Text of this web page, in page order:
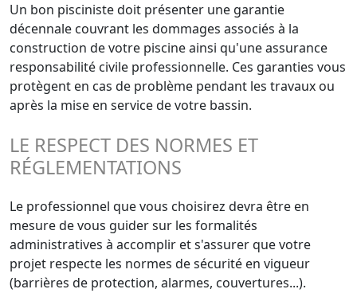
Un bon pisciniste doit présenter une garantie
décennale couvrant les dommages associés à la
construction de votre piscine ainsi qu'une assurance
responsabilité civile professionnelle. Ces garanties vous
protègent en cas de problème pendant les travaux ou
après la mise en service de votre bassin.
LE RESPECT DES NORMES ET
RÉGLEMENTATIONS
Le professionnel que vous choisirez devra être en
mesure de vous guider sur les formalités
administratives à accomplir et s'assurer que votre
projet respecte les normes de sécurité en vigueur
(barrières de protection, alarmes, couvertures...).